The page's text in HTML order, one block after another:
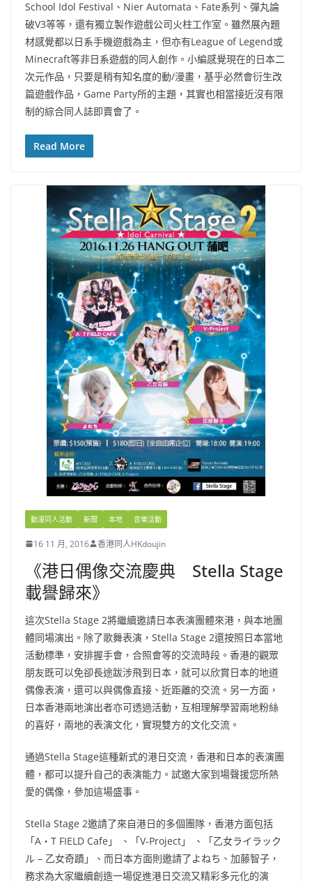
School Idol Festival、Nier Automata、Fate系列、彈丸論
破V3等等，還有獨立製作遊戲公司火柱工作室。雖然展內題
材感覺都以日系手機遊戲為主，但亦有League of Legend或
Minecraft等非日系遊戲的同人創作。小編感覺現在的日本二
次元作品，只要是稍有知名度的動/漫畫，基乎必然會衍生改
篇遊戲作品，Game Party所的主題，其實也相當接近沒有限
制的綜合同人誌即賣會了。
Read More
動漫同人活動 新聞 本地 音樂活動
16 11 月, 2016 香港同人HKdoujin
《港日偶像交流慶典 Stella Stage
載譽歸來》
這次Stella Stage 2將繼續邀請日本表演團體來港，與本地團
體同場演出。除了歌舞表演，Stella Stage 2還按照日本當地
活動標準，安排握手會，合照會等的交流時段。香港的觀眾
朋友既可以免卻長途跋涉飛到日本，就可以欣賞日本的地道
偶像表演，還可以與偶像直接、近距離的交流。另一方面，
日本香港兩地演出者亦可透過活動，互相理解學習兩地粉絲
的喜好，兩地的表演文化，實現雙方的文化交流。
通過Stella Stage這種新式的港日交流，香港和日本的表演團
體，都可以提升自己的表演能力。試邀大家到場聲援您所熱
愛的偶像，參加這場盛事。
Stella Stage 2邀請了來自港日的多個團隊，香港方面包括
「A‧T FIELD Cafe」 、「V-Project」 、「乙女ライラック
ル – 乙女奇蹟」、而日本方面則邀請了よねち、加藤智子，
務求為大家繼續創造一場促進港日交流又精彩多元化的演